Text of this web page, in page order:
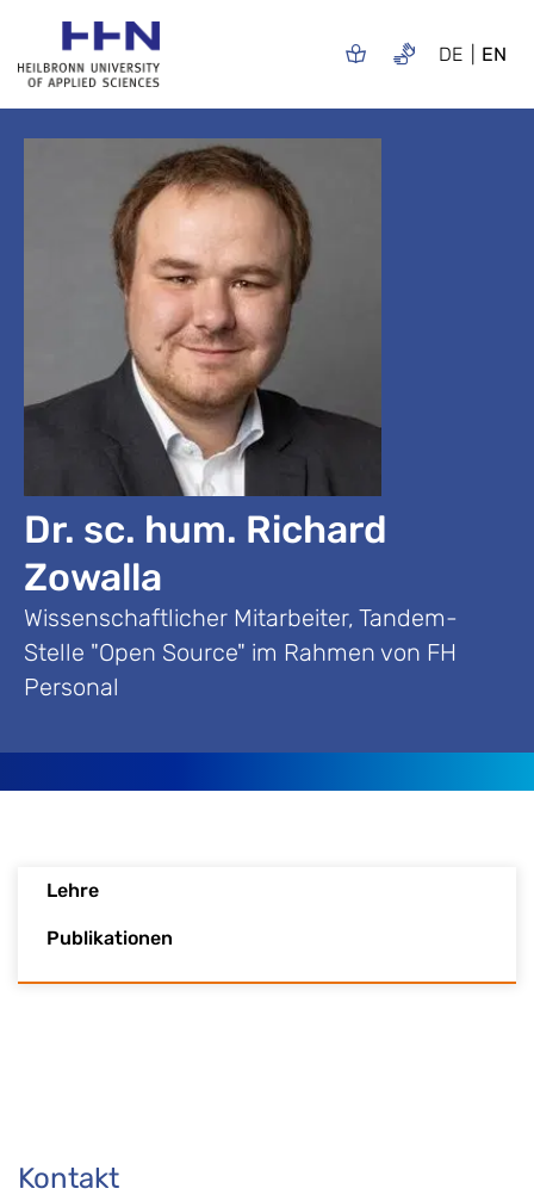
DE EN
Dr. sc. hum. Richard
Zowalla
Wissenschaftlicher Mitarbeiter, Tandem-
Stelle "Open Source" im Rahmen von FH
Personal
Lehre
Publikationen
Kontakt